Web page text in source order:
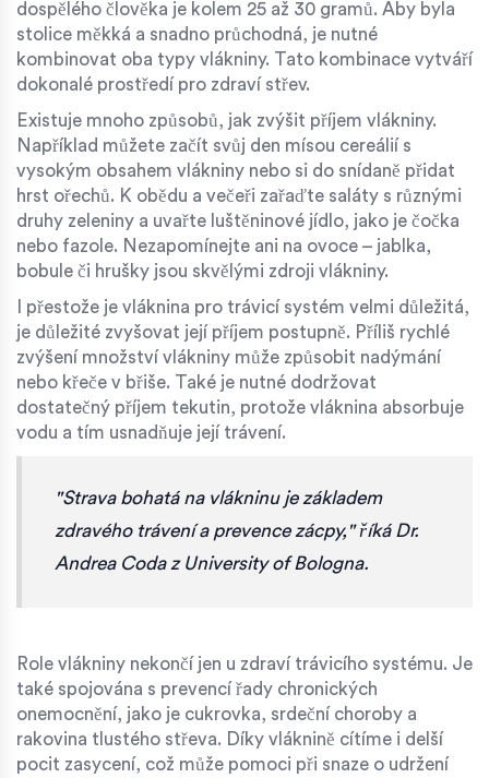
dospělého člověka je kolem 25 až 30 gramů. Aby byla
stolice měkká a snadno průchodná, je nutné
kombinovat oba typy vlákniny. Tato kombinace vytváří
dokonalé prostředí pro zdraví střev.
Existuje mnoho způsobů, jak zvýšit příjem vlákniny.
Například můžete začít svůj den mísou cereálií s
vysokým obsahem vlákniny nebo si do snídaně přidat
hrst ořechů. K obědu a večeři zařaďte saláty s různými
druhy zeleniny a uvařte luštěninové jídlo, jako je čočka
nebo fazole. Nezapomínejte ani na ovoce – jablka,
bobule či hrušky jsou skvělými zdroji vlákniny.
I přestože je vláknina pro trávicí systém velmi důležitá,
je důležité zvyšovat její příjem postupně. Příliš rychlé
zvýšení množství vlákniny může způsobit nadýmání
nebo křeče v břiše. Také je nutné dodržovat
dostatečný příjem tekutin, protože vláknina absorbuje
vodu a tím usnadňuje její trávení.
"Strava bohatá na vlákninu je základem
zdravého trávení a prevence zácpy," říká Dr.
Andrea Coda z University of Bologna.
Role vlákniny nekončí jen u zdraví trávicího systému. Je
také spojována s prevencí řady chronických
onemocnění, jako je cukrovka, srdeční choroby a
rakovina tlustého střeva. Díky vláknině cítíme i delší
pocit zasycení, což může pomoci při snaze o udržení